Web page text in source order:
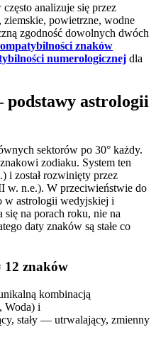
analizuje się przez
ziemskie, powietrzne, wodne
zgodność dowolnych dwóch
znaków
numerologicznej dla
astrologii
sektorów po 30° każdy.
zodiaku. System ten
i został rozwinięty przez
w. n.e.). W przeciwieństwie do
w astrologii wedyjskiej i
na porach roku, nie na
daty znaków są stałe co
12 znaków
kombinacją
Woda) i
stały — utrwalający, zmienny